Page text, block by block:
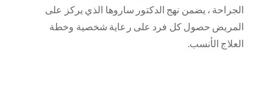
الجراحة ، يضمن نهج الدكتور ساروها الذي يركز على
المريض حصول كل فرد على رعاية شخصية وخطة
العلاج الأنسب.